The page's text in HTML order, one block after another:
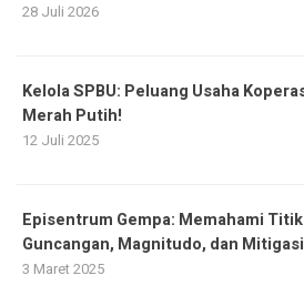
28 Juli 2026
Kelola SPBU: Peluang Usaha
Merah Putih!
12 Juli 2025
Episentrum Gempa: Memahami
Guncangan, Magnitudo, dan
3 Maret 2025